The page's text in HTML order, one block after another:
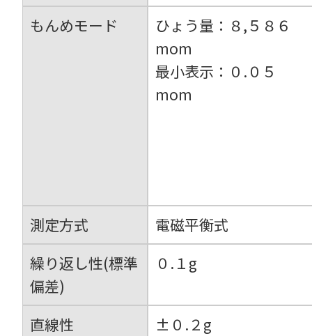
もんめモード
ひょう量：８,５８６
mom
最小表示：０.０５
mom
測定方式
電磁平衡式
繰り返し性(標準
偏差)
０.１g
直線性 ±０.２g